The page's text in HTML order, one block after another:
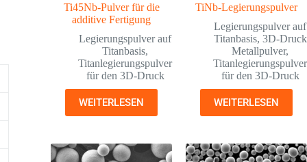
Ti45Nb-Pulver für die
additive Fertigung
Legierungspulver auf
Titanbasis,
Titanlegierungspulver
für den 3D-Druck
WEITERLESEN
TiNb-Legierungspulver
Legierungspulver auf
Titanbasis, 3D-Druck
Metallpulver,
Titanlegierungspulver
für den 3D-Druck
WEITERLESEN